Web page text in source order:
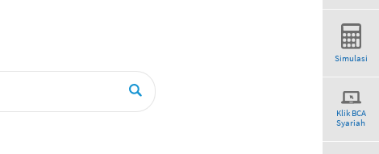
Simulasi
Klik BCA
Syariah